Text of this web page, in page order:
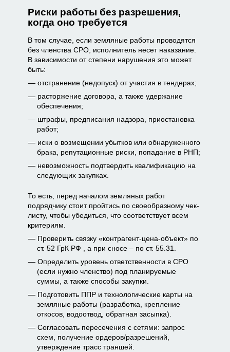
Риски работы без разрешения,
когда оно требуется
В том случае, если земляные работы проводятся
без членства СРО, исполнитель несет наказание.
В зависимости от степени нарушения это может
быть:
отстранение (недопуск) от участия в тендерах;
расторжение договора, а также удержание
обеспечения;
штрафы, предписания надзора, приостановка
работ;
иски о возмещении убытков или обнаруженного
брака, репутационные риски, попадание в РНП;
невозможность подтвердить квалификацию на
следующих закупках.
То есть, перед началом земляных работ
подрядчику стоит пройтись по своеобразному чек-
листу, чтобы убедиться, что соответствует всем
критериям.
Проверить связку «контрагент-цена-объект» по
ст. 52 ГрК РФ , а при сносе – по ст. 55.31.
Определить уровень ответственности в СРО
(если нужно членство) под планируемые
суммы, а также способы закупки.
Подготовить ППР и технологические карты на
земляные работы (разработка, крепление
откосов, водоотвод, обратная засыпка).
Согласовать пересечения с сетями: запрос
схем, получение ордеров/разрешений,
утверждение трасс траншей.